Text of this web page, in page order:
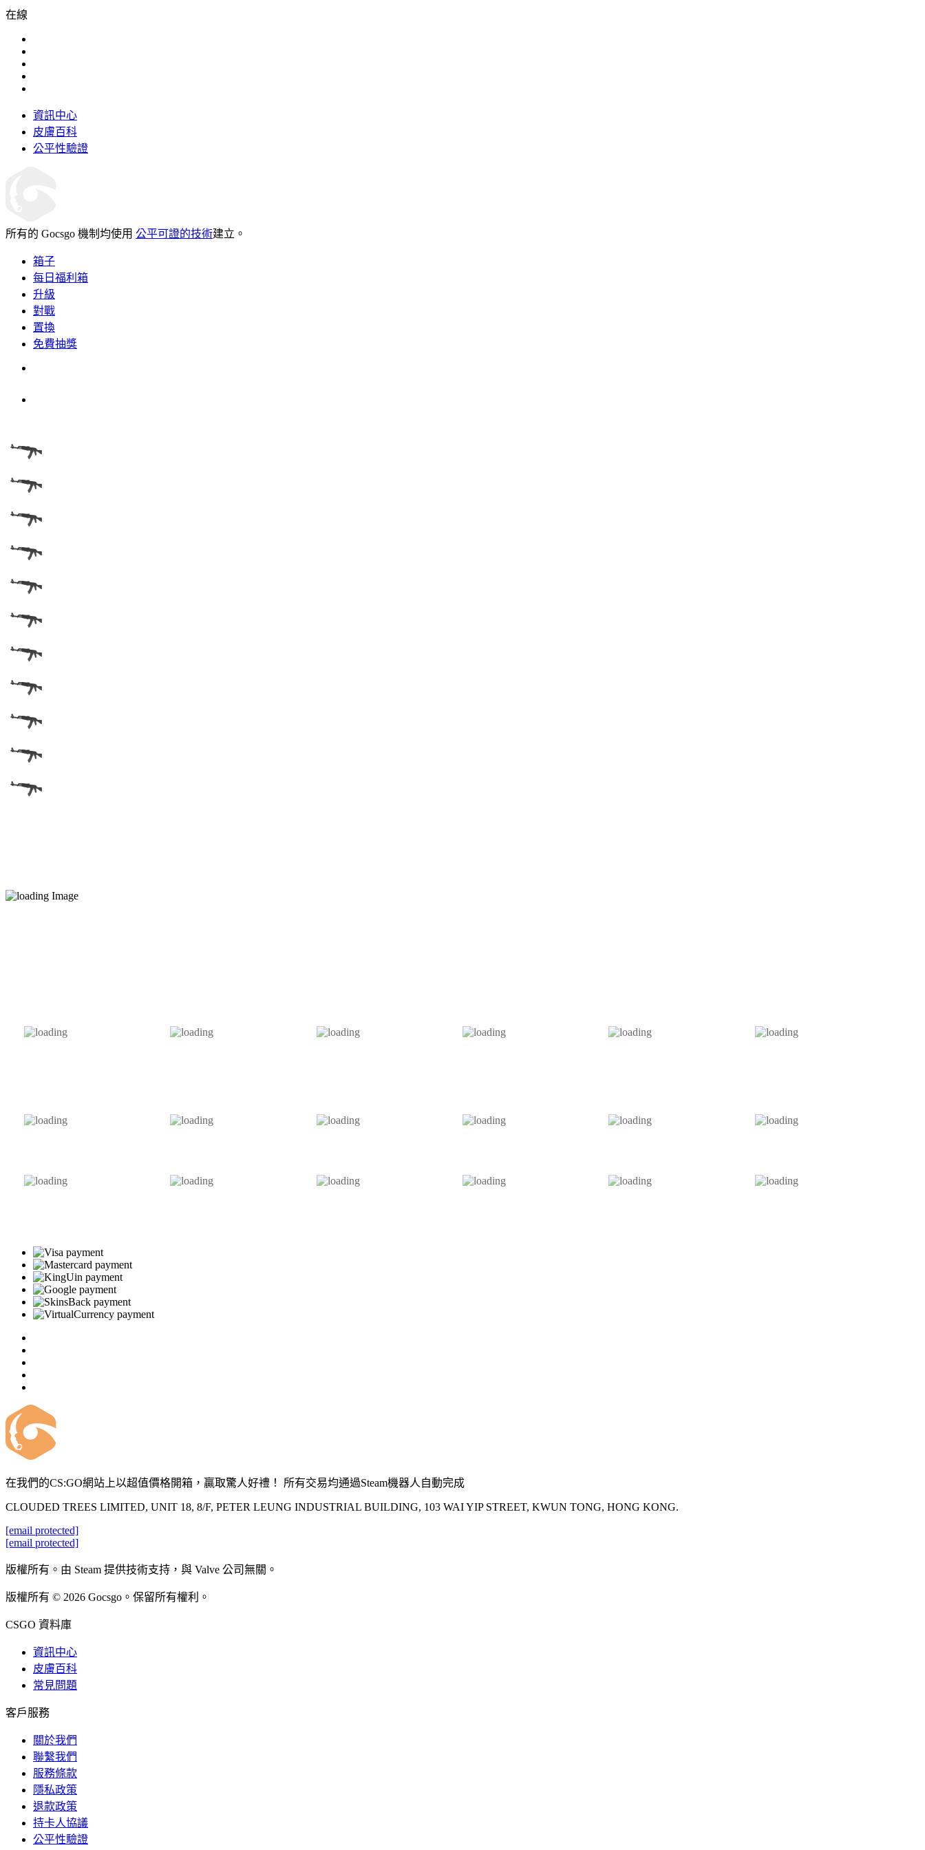
在線
資訊中心
皮膚百科
公平性驗證
所有的 Gocsgo 機制均使用 公平可證的技術建立。
箱子
每日福利箱
升級
對戰
置換
免費抽獎
在我們的CS:GO網站上以超值價格開箱，贏取驚人好禮！ 所有交易均通過Steam機器人自動完成
CLOUDED TREES LIMITED, UNIT 18, 8/F, PETER LEUNG INDUSTRIAL BUILDING, 103 WAI YIP STREET, KWUN TONG, HONG KONG.
[email protected]
[email protected]
版權所有。由 Steam 提供技術支持，與 Valve 公司無關。
版權所有 © 2026 Gocsgo。保留所有權利。
CSGO 資料庫
資訊中心
皮膚百科
常見問題
客戶服務
關於我們
聯繫我們
服務條款
隱私政策
退款政策
持卡人協議
公平性驗證